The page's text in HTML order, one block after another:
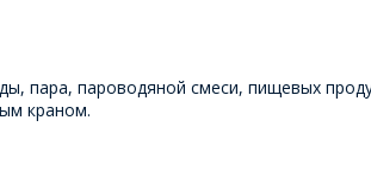
пара, пароводяной смеси, пищевых
краном.